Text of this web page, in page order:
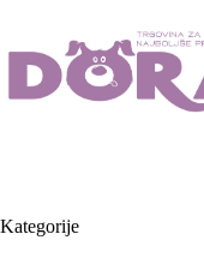
content
Kategorije